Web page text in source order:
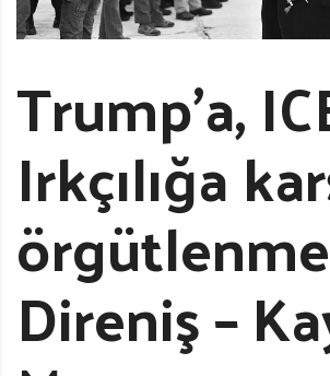
Trump’a,
Irkçılığa
Direniş –